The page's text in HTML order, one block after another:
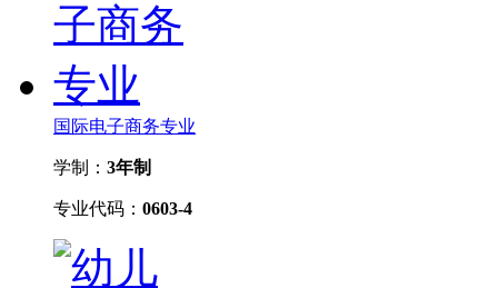
国际电子商务专业
学制： 3年制
专业代码： 0603-4